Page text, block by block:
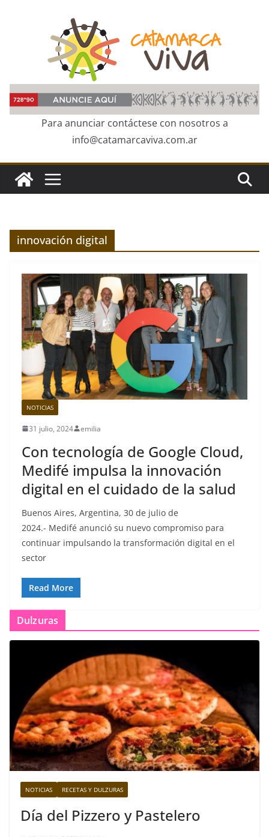
Para anunciar contáctese con nosotros a
info@catamarcaviva.com.ar
innovación digital
NOTICIAS
31 julio, 2024 emilia
Con tecnología de Google Cloud,
Medifé impulsa la innovación
digital en el cuidado de la salud
Buenos Aires, Argentina, 30 de julio de
2024.- Medifé anunció su nuevo compromiso para
continuar impulsando la transformación digital en el
sector
Read More
Dulzuras
NOTICIAS RECETAS Y DULZURAS
Día del Pizzero y Pastelero